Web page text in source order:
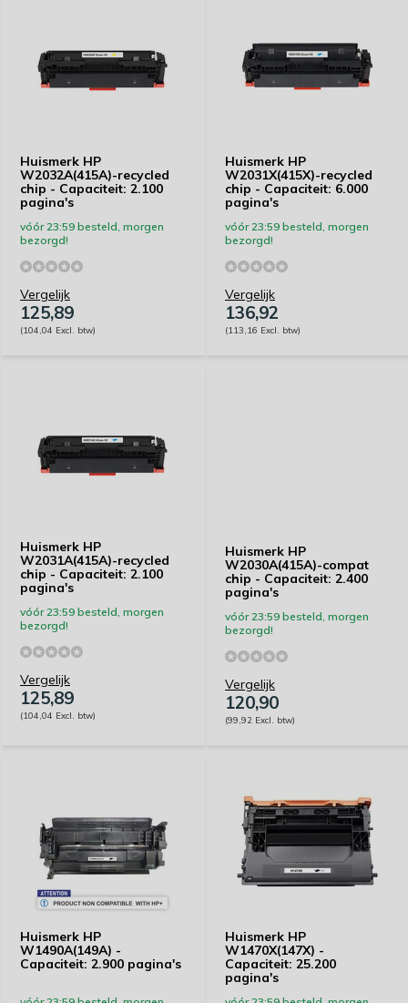
Huismerk HP
W2032A(415A)-recycled
chip - Capaciteit: 2.100
pagina's
vóór 23:59 besteld, morgen
bezorgd!
Vergelijk
125,89
(104,04 Excl. btw)
Huismerk HP
W2031X(415X)-recycled
chip - Capaciteit: 6.000
pagina's
vóór 23:59 besteld, morgen
bezorgd!
Vergelijk
136,92
(113,16 Excl. btw)
Huismerk HP
W2031A(415A)-recycled
chip - Capaciteit: 2.100
pagina's
vóór 23:59 besteld, morgen
bezorgd!
Vergelijk
125,89
(104,04 Excl. btw)
Huismerk HP
W2030A(415A)-compat
chip - Capaciteit: 2.400
pagina's
vóór 23:59 besteld, morgen
bezorgd!
Vergelijk
120,90
(99,92 Excl. btw)
Huismerk HP
W1490A(149A) -
Capaciteit: 2.900 pagina's
Huismerk HP
W1470X(147X) -
Capaciteit: 25.200
pagina's